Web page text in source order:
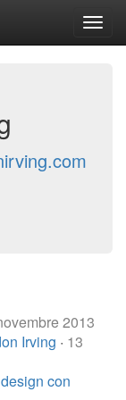
2013
Irving · 13
con